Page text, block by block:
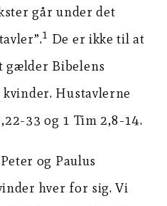
går under det
1 De er ikke til at
gælder Bibelens
Hustavlerne
33 og 1 Tim 2,8-14.
og Paulus
hver for sig. Vi